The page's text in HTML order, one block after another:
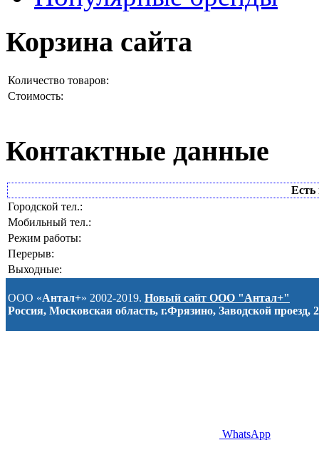
Корзина сайта
Количество товаров:
Стоимость:
Контактные данные
Есть
Городской тел.:
Мобильный тел.:
Режим работы:
Перерыв:
Выходные:
ООО «Антал+» 2002-2019. Новый сайт ООО "Антал+"
Россия, Московская область, г.Фрязино, Заводской проезд, 2
WhatsApp